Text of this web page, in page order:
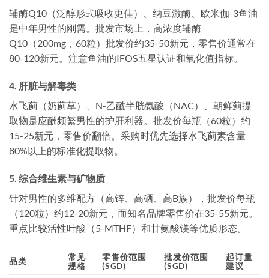
辅酶Q10（泛醇形式吸收更佳）、纳豆激酶、欧米伽-3鱼油
是中年男性的刚需。批发市场上，高浓度辅酶
Q10（200mg，60粒）批发价约35-50新元，零售价通常在
80-120新元。注意鱼油的IFOS五星认证和氧化值指标。
4. 肝脏与解毒类
水飞蓟（奶蓟草）、N-乙酰半胱氨酸（NAC）、朝鲜蓟提
取物是应酬频繁男性的护肝利器。批发价每瓶（60粒）约
15-25新元，零售价翻倍。采购时优先选择水飞蓟素含量
80%以上的标准化提取物。
5. 综合维生素与矿物质
针对男性的多维配方（高锌、高硒、高B族），批发价每瓶
（120粒）约12-20新元，而知名品牌零售价在35-55新元。
重点比较活性叶酸（5-MTHF）和甘氨酸镁等优质形态。
品类
常见
规格
零售价范围
(SGD)
批发价范围
(SGD)
起订量
建议